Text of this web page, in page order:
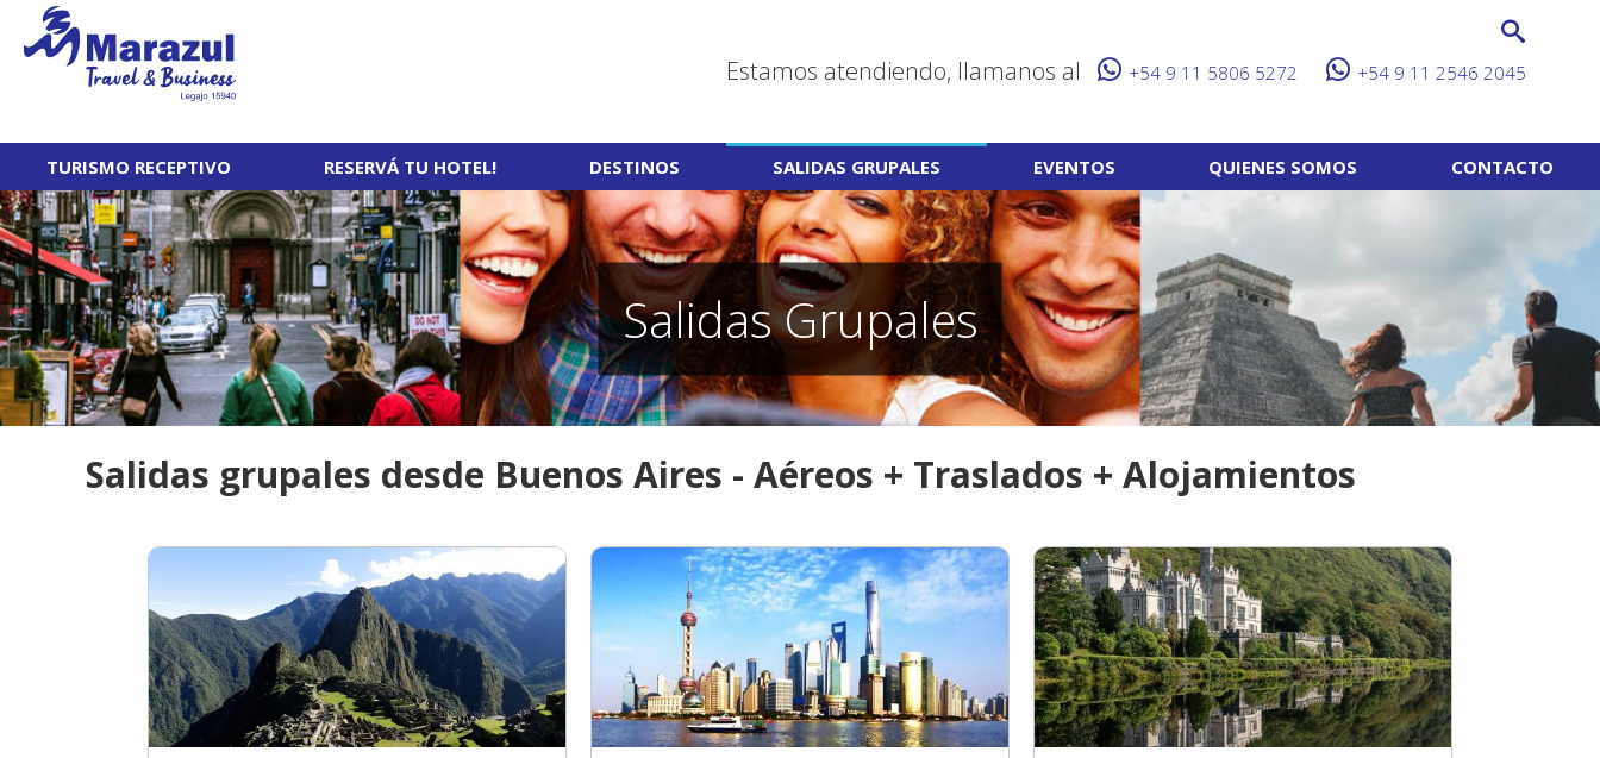
Estamos atendiendo, llamanos al +54 9 11 5806 5272 +54 9 11 2546 2045
TURISMO RECEPTIVO RESERVÁ TU HOTEL! DESTINOS SALIDAS GRUPALES EVENTOS QUIENES SOMOS CONTACTO
Salidas Grupales
Salidas grupales desde Buenos Aires - Aéreos + Traslados + Alojamientos